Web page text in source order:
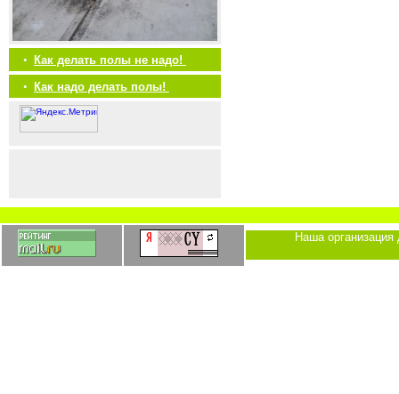
•
Как делать полы не надо!
•
Как надо делать полы!
Наша